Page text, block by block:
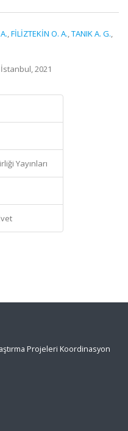
,FİLİZTEKİN O. A.,TANIK A. G.,
2021
Yayınları
Projeleri Koordinasyon